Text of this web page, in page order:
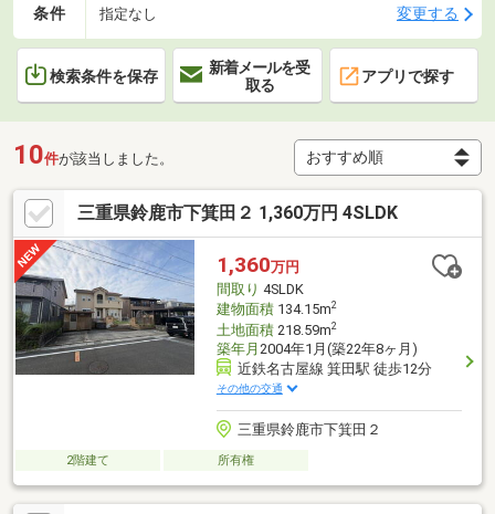
条件 指定なし 変更する
検索条件を保存
新着メールを受
取る
アプリで探す
10件が該当しました。
三重県鈴鹿市下箕田２ 1,360万円 4SLDK
1,360万円
間取り 4SLDK
建物面積134.15m2
土地面積218.59m2
築年月 2004年1月(築22年8ヶ月)
近鉄名古屋線 箕田駅 徒歩12分
その他の交通
三重県鈴鹿市下箕田２
2階建て 所有権